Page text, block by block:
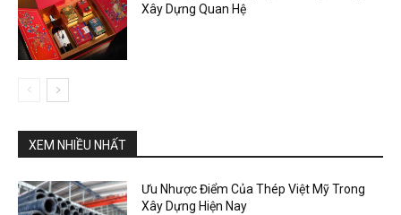
Xây Dựng Quan Hệ
XEM NHIỀU NHẤT
Ưu Nhược Điểm Của Thép Việt Mỹ Trong
Xây Dựng Hiện Nay